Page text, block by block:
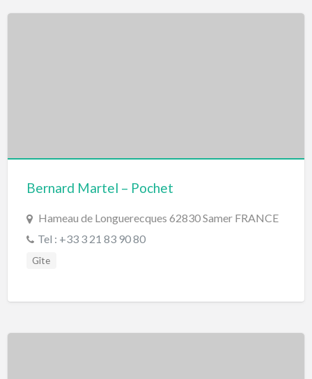
Bernard Martel – Pochet
Hameau de Longuerecques 62830 Samer FRANCE
Tel : +33 3 21 83 90 80
Gîte